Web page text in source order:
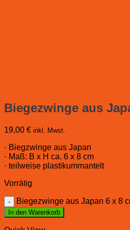
Biegezwinge aus
19,00 € inkl. Mwst.
· Biegzwinge aus Japan
· Maß: B x H ca. 6 x 8 cm
· teilweise plastikummantelt
Vorrätig
Biegezwinge aus Japan 6 x 8
In den Warenkorb